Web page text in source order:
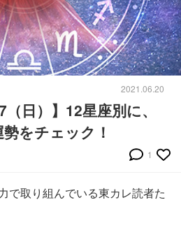
2021.06.20
（日）】12星座別に、
をチェック！
1
で取り組んでいる東カレ読者た